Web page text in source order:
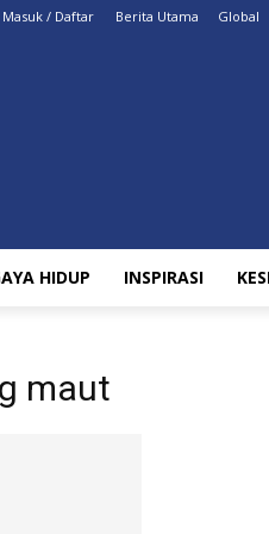
Masuk / Daftar Berita Utama Global
HIDUP INSPIRASI
maut